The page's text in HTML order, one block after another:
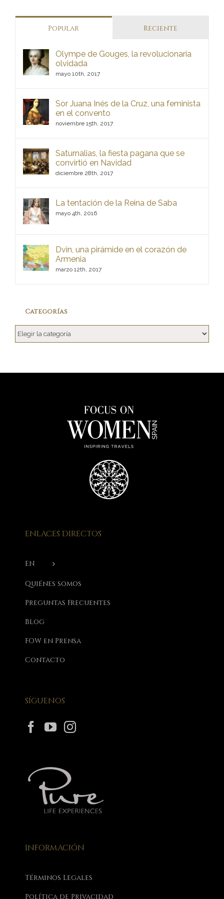
Popular Reciente
Olympe de Gouges, la revolucionaria
olvidada
mayo 10th, 2017
Sor Juana Inés de la Cruz, una feminista
en el convento
noviembre 15th, 2017
Saturnalias, la fiesta pagana que se
convirtió en Navidad
diciembre 28th, 2017
La tentación de la Reina de Saba
mayo 4th, 2016
Dvin, una pirámide en el corazón de
Armenia
marzo 12th, 2017
Categorías
Categorías
ENLACES DIRECTOS
EN
Quiénes somos
Preguntas Frecuentes
Blog
FOW en Prensa
Contacto
SÍGUENOS
INFORMACIÓN
Términos Legales
Política de Privacidad